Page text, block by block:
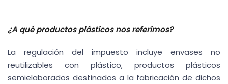
¿A qué productos plásticos nos referimos?
La regulación del impuesto incluye envases no
reutilizables con plástico, productos plásticos
semielaborados destinados a la fabricación de dichos